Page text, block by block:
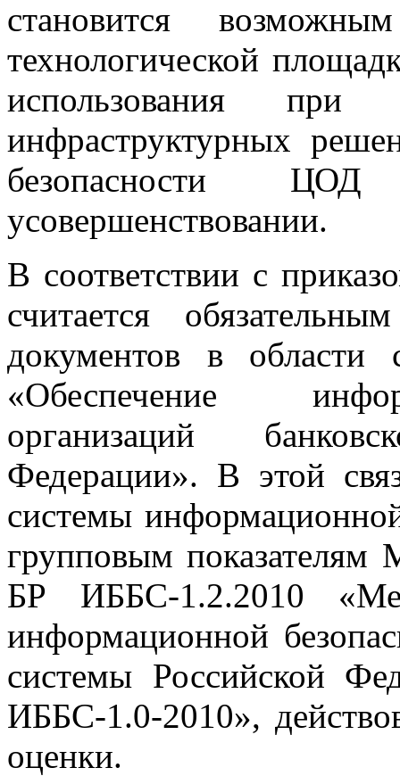
становится
технологической
использования
инфраструктурных
безопасности
усовершенствовании.
В соответствии с
считается
документов в области
«Обеспечение
организаций
Федерации». В этой
системы
групповым
БР ИББС-1.2.2010
информационной
системы Российской
ИББС-1.0-2010»,
оценки.